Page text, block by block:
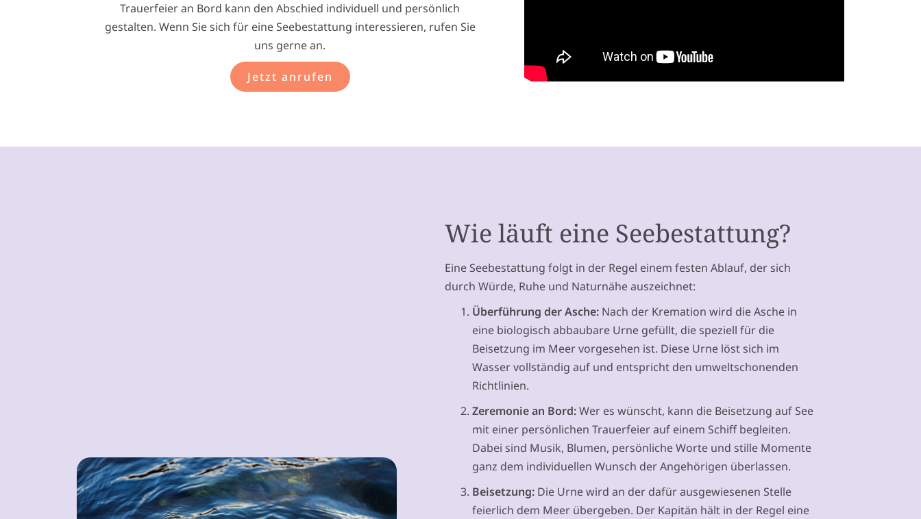
Trauerfeier an Bord kann den Abschied individuell und persönlich
gestalten. Wenn Sie sich für eine Seebestattung interessieren, rufen Sie
uns gerne an.
Jetzt anrufen
Wie läuft eine Seebestattung?
Eine Seebestattung folgt in der Regel einem festen Ablauf, der sich
durch Würde, Ruhe und Naturnähe auszeichnet:
Überführung der Asche: Nach der Kremation wird die Asche in
eine biologisch abbaubare Urne gefüllt, die speziell für die
Beisetzung im Meer vorgesehen ist. Diese Urne löst sich im
Wasser vollständig auf und entspricht den umweltschonenden
Richtlinien.
Zeremonie an Bord:Wer es wünscht, kann die Beisetzung auf See
mit einer persönlichen Trauerfeier auf einem Schiff begleiten.
Dabei sind Musik, Blumen, persönliche Worte und stille Momente
ganz dem individuellen Wunsch der Angehörigen überlassen.
Beisetzung: Die Urne wird an der dafür ausgewiesenen Stelle
feierlich dem Meer übergeben. Der Kapitän hält in der Regel eine